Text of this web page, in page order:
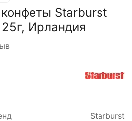
Starburst
Ирландия
Starburst